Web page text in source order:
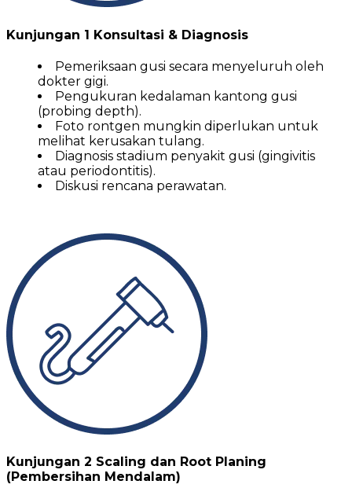
Kunjungan 1 Konsultasi & Diagnosis
Pemeriksaan gusi secara menyeluruh oleh
dokter gigi.
Pengukuran kedalaman kantong gusi
(probing depth).
Foto rontgen mungkin diperlukan untuk
melihat kerusakan tulang.
Diagnosis stadium penyakit gusi (gingivitis
atau periodontitis).
Diskusi rencana perawatan.
Kunjungan 2 Scaling dan Root Planing
(Pembersihan Mendalam)